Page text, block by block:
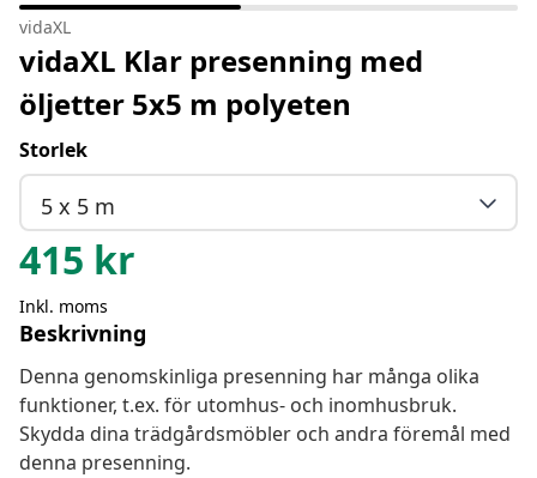
vidaXL
vidaXL Klar presenning med
öljetter 5x5 m polyeten
Storlek
5 x 5 m
415 kr
Inkl. moms
Beskrivning
Denna genomskinliga presenning har många olika
funktioner, t.ex. för utomhus- och inomhusbruk.
Skydda dina trädgårdsmöbler och andra föremål med
denna presenning.